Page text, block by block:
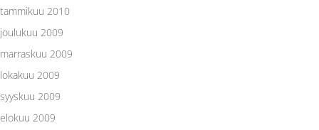
tammikuu 2010
joulukuu 2009
marraskuu 2009
lokakuu 2009
syyskuu 2009
elokuu 2009